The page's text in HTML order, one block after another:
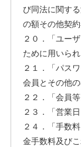
び同法に関す
の額その他契
２０．「ユー
ために用いら
２１．「パス
会員とその他
２２．「会員
２３．「営業
２４．「手数
金手数料及び